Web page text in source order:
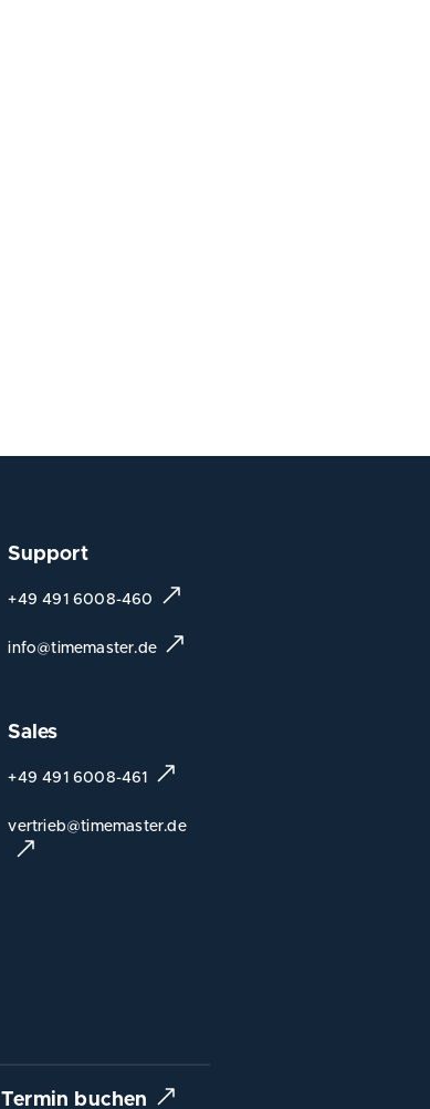
Support
+49 491 6008-460
info@timemaster.de
Sales
+49 491 6008-461
vertrieb@timemaster.de
Termin buchen